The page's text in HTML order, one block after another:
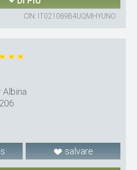
CIN: IT021089B4UQMHYUNO
Albina
salvare